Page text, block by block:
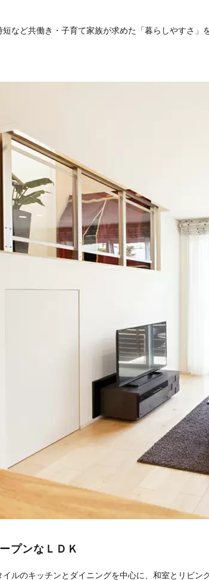
など共働き・子育て家族が求めた「暮らしやすさ」
プンなＬＤＫ
ルのキッチンとダイニングを中心に、和室とリビン